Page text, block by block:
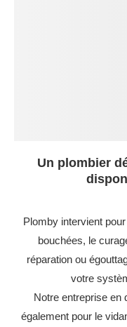
Un plombier
Plomby intervient
bouchées, le
réparation ou
votre
Notre entreprise en
également pour le